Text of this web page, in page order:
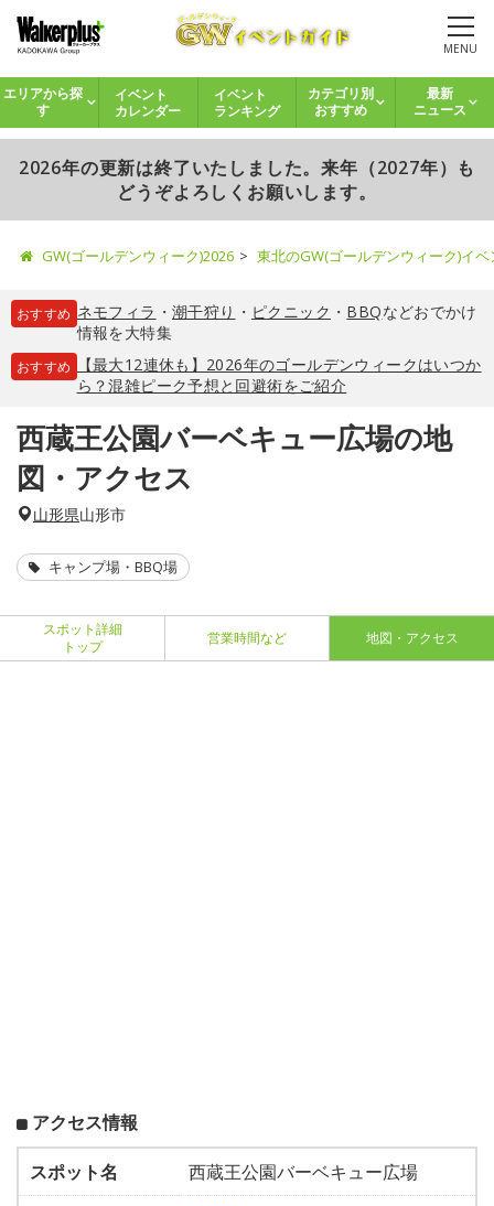
MENU
エリアから探
す
イベント
カレンダー
イベント
ランキング
カテゴリ別
おすすめ
最新
ニュース
2026年の更新は終了いたしました。来年（2027年）も
どうぞよろしくお願いします。
GW(ゴールデンウィーク)2026 東北のGW(ゴールデンウィーク)イ
おすすめ ネモフィラ ・ 潮干狩り ・ ピクニック ・ BBQなどおでかけ
情報を大特集
おすすめ
【最大12連休も】2026年のゴールデンウィークはいつか
ら？混雑ピーク予想と回避術をご紹介
西蔵王公園バーベキュー広場の地
図・アクセス
山形県山形市
キャンプ場・BBQ場
スポット詳細
トップ
営業時間など 地図・アクセス
アクセス情報
スポット名
西蔵王公園バーベキュー広場